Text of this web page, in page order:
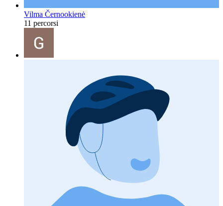
Vilma Černookienė
11 percorsi